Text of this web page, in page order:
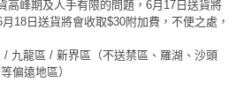
高峰期及人手有限的問題，6月17日送貨將
18日送貨將會收取$30附加費，不便之處，
/ 九龍區 / 新界區（不送禁區、羅湖、沙頭
偏遠地區）